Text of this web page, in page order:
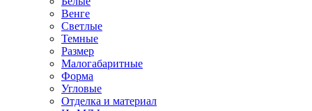
Венге
Светлые
Темные
Размер
Малогабаритные
Форма
Угловые
Отделка и материал